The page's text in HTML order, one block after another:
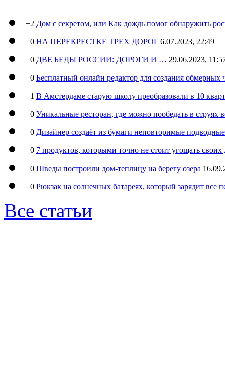
+2 Дом с секретом, или Как дождь помог обнаружить
0 НА ПЕРЕКРЕСТКЕ ТРЕХ ДОРОГ 6.07.2023, 22:49
0 ДВЕ БЕДЫ РОССИИ: ДОРОГИ И … 29.06.2023,
0 Бесплатный онлайн редактор для создания обмерных
+1 В Амстердаме старую школу преобразовали в 10
0 Уникальные ресторан, где можно пообедать в струях
0 Дизайнер создаёт из бумаги неповторимые
0 7 продуктов, которыми точно не стоит угощать
0 Шведы построили дом-теплицу на берегу озера
0 Рюкзак на солнечных батареях, который зарядит все
Все статьи